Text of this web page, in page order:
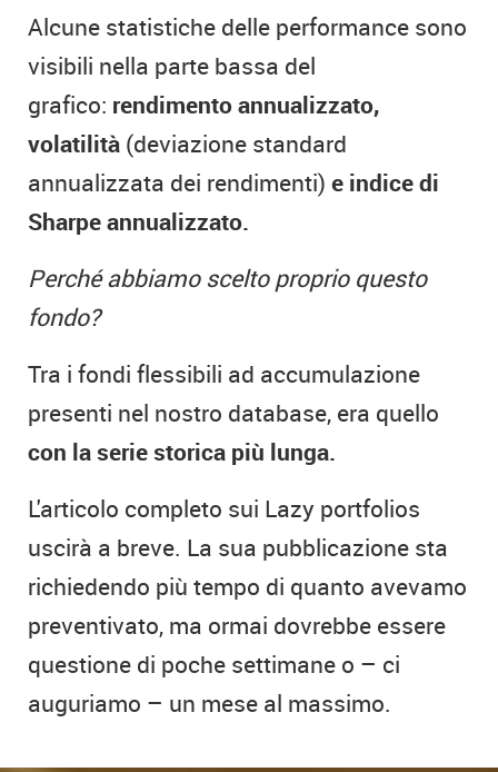
Alcune statistiche delle performance sono
visibili nella parte bassa del
grafico: rendimento annualizzato,
volatilità (deviazione standard
annualizzata dei rendimenti) e indice di
Sharpe annualizzato.
Perché abbiamo scelto proprio questo
fondo?
Tra i fondi flessibili ad accumulazione
presenti nel nostro database, era quello
con la serie storica più lunga.
L'articolo completo sui Lazy portfolios
uscirà a breve. La sua pubblicazione sta
richiedendo più tempo di quanto avevamo
preventivato, ma ormai dovrebbe essere
questione di poche settimane o – ci
auguriamo – un mese al massimo.